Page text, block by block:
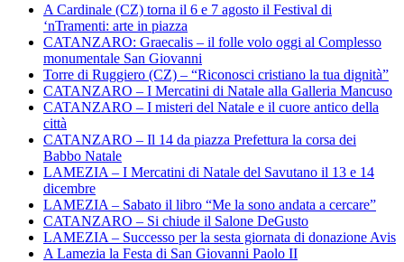
A Cardinale (CZ) torna il 6 e 7 agosto il Festival di
‘nTramenti: arte in piazza
CATANZARO: Graecalis – il folle volo oggi al Complesso
monumentale San Giovanni
Torre di Ruggiero (CZ) – “Riconosci cristiano la tua dignità”
CATANZARO – I Mercatini di Natale alla Galleria Mancuso
CATANZARO – I misteri del Natale e il cuore antico della
città
CATANZARO – Il 14 da piazza Prefettura la corsa dei
Babbo Natale
LAMEZIA – I Mercatini di Natale del Savutano il 13 e 14
dicembre
LAMEZIA – Sabato il libro “Me la sono andata a cercare”
CATANZARO – Si chiude il Salone DeGusto
LAMEZIA – Successo per la sesta giornata di donazione Avis
A Lamezia la Festa di San Giovanni Paolo II